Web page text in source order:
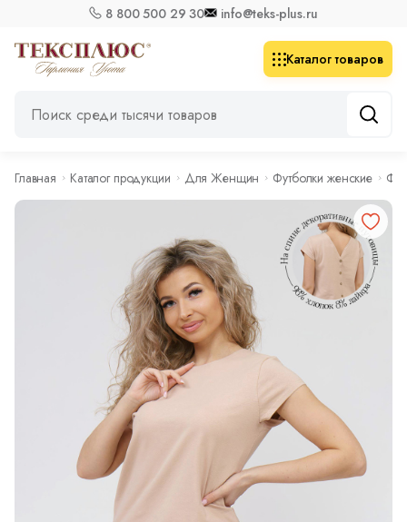
8 800 500 29 30 info@teks-plus.ru
Каталог товаров
Главная Каталог продукции Для Женщин Футболки женские